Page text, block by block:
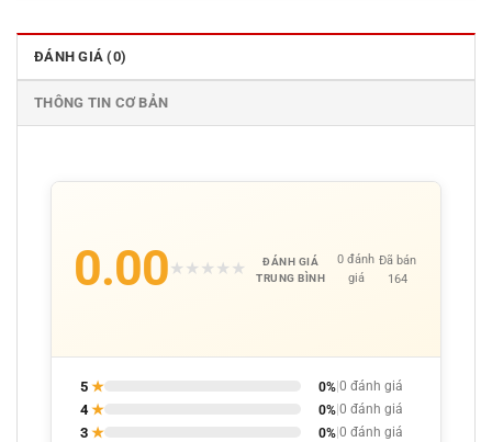
ĐÁNH GIÁ (0)
THÔNG TIN CƠ BẢN
0.00★ ★ ★ ★ ★
ĐÁNH GIÁ
TRUNG BÌNH
0 đánh
giá
Đã bán
164
5 ★ 0% 0 đánh giá
4★ 0% 0 đánh giá
3 ★ 0% 0 đánh giá